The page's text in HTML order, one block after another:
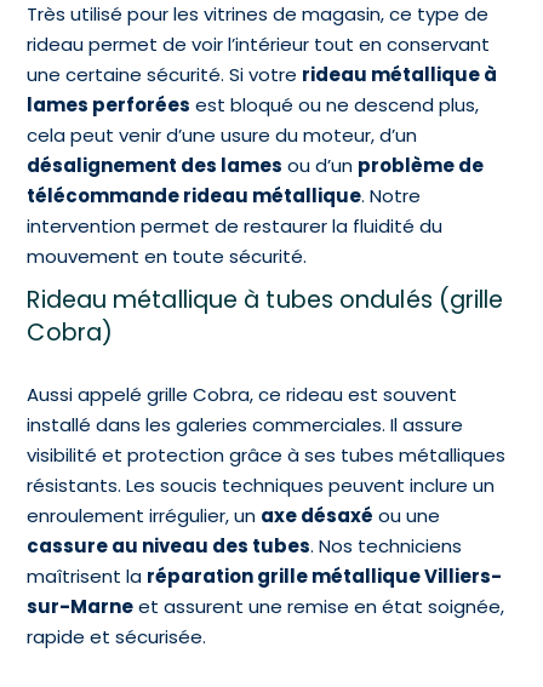
Très utilisé pour les vitrines de magasin, ce type de
rideau permet de voir l’intérieur tout en conservant
une certaine sécurité. Si votre rideau métallique à
lames perforées est bloqué ou ne descend plus,
cela peut venir d’une usure du moteur, d’un
désalignement des lames ou d’un problème de
télécommande rideau métallique. Notre
intervention permet de restaurer la fluidité du
mouvement en toute sécurité.
Rideau métallique à tubes ondulés (grille
Cobra)
Aussi appelé grille Cobra, ce rideau est souvent
installé dans les galeries commerciales. Il assure
visibilité et protection grâce à ses tubes métalliques
résistants. Les soucis techniques peuvent inclure un
enroulement irrégulier, un axe désaxé ou une
cassure au niveau des tubes. Nos techniciens
maîtrisent la réparation grille métallique Villiers-
sur-Marneet assurent une remise en état soignée,
rapide et sécurisée.